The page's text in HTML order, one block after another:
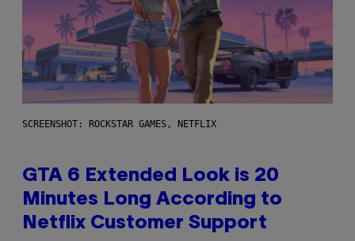
SCREENSHOT: ROCKSTAR GAMES, NETFLIX
GTA 6 Extended Look is 20
Minutes Long According to
Netflix Customer Support